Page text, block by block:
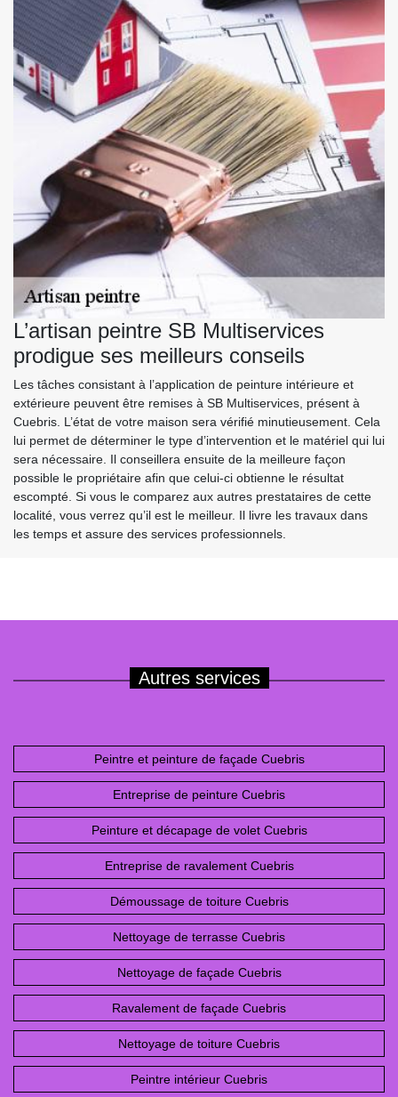
L’artisan peintre SB Multiservices
prodigue ses meilleurs conseils
Les tâches consistant à l’application de peinture intérieure et
extérieure peuvent être remises à SB Multiservices, présent à
Cuebris. L’état de votre maison sera vérifié minutieusement. Cela
lui permet de déterminer le type d’intervention et le matériel qui lui
sera nécessaire. Il conseillera ensuite de la meilleure façon
possible le propriétaire afin que celui-ci obtienne le résultat
escompté. Si vous le comparez aux autres prestataires de cette
localité, vous verrez qu’il est le meilleur. Il livre les travaux dans
les temps et assure des services professionnels.
Autres services
Peintre et peinture de façade Cuebris
Entreprise de peinture Cuebris
Peinture et décapage de volet Cuebris
Entreprise de ravalement Cuebris
Démoussage de toiture Cuebris
Nettoyage de terrasse Cuebris
Nettoyage de façade Cuebris
Ravalement de façade Cuebris
Nettoyage de toiture Cuebris
Peintre intérieur Cuebris